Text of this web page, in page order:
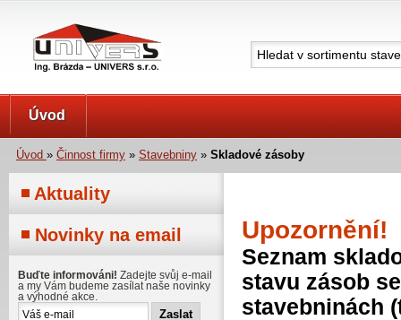
Úvod
Úvod » Činnost firmy » Stavebniny » Skladové zásoby
Upozornění!
Seznam
stavu zásob
stavebninách
Aktuality
Novinky na email
Buďte informováni! Zadejte svůj e-mail
a my Vám budeme zasílat naše novinky
a výhodné akce.